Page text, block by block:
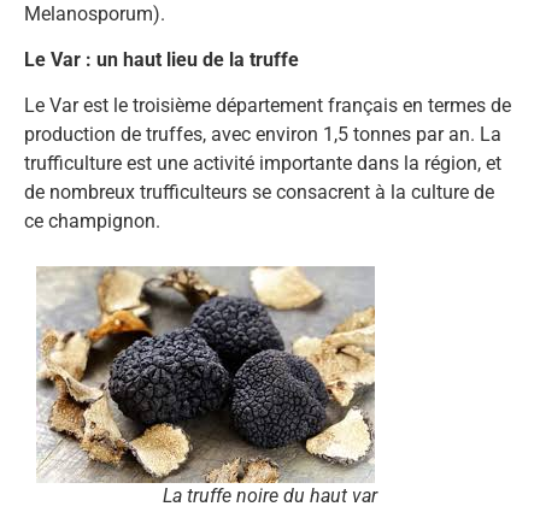
Melanosporum).
Le Var : un haut lieu de la truffe
Le Var est le troisième département français en termes de
production de truffes, avec environ 1,5 tonnes par an. La
trufficulture est une activité importante dans la région, et
de nombreux trufficulteurs se consacrent à la culture de
ce champignon.
La truffe noire du haut var